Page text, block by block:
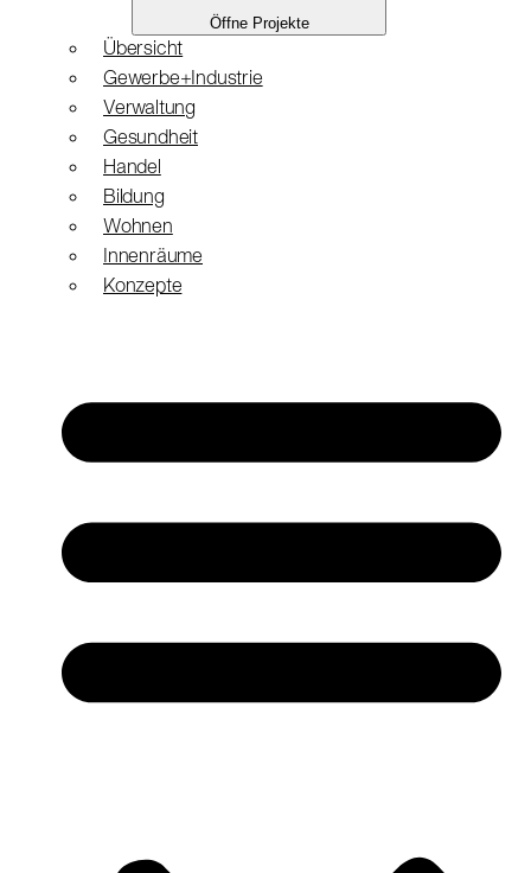
Öffne Projekte
Übersicht
Gewerbe+Industrie
Verwaltung
Gesundheit
Handel
Bildung
Wohnen
Innenräume
Konzepte